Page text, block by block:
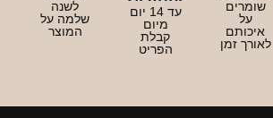
שומרים
על
איכותם
לאורך זמן
עד 14 יום
מיום
קבלת
הפריט
לשנה
שלמה על
המוצר